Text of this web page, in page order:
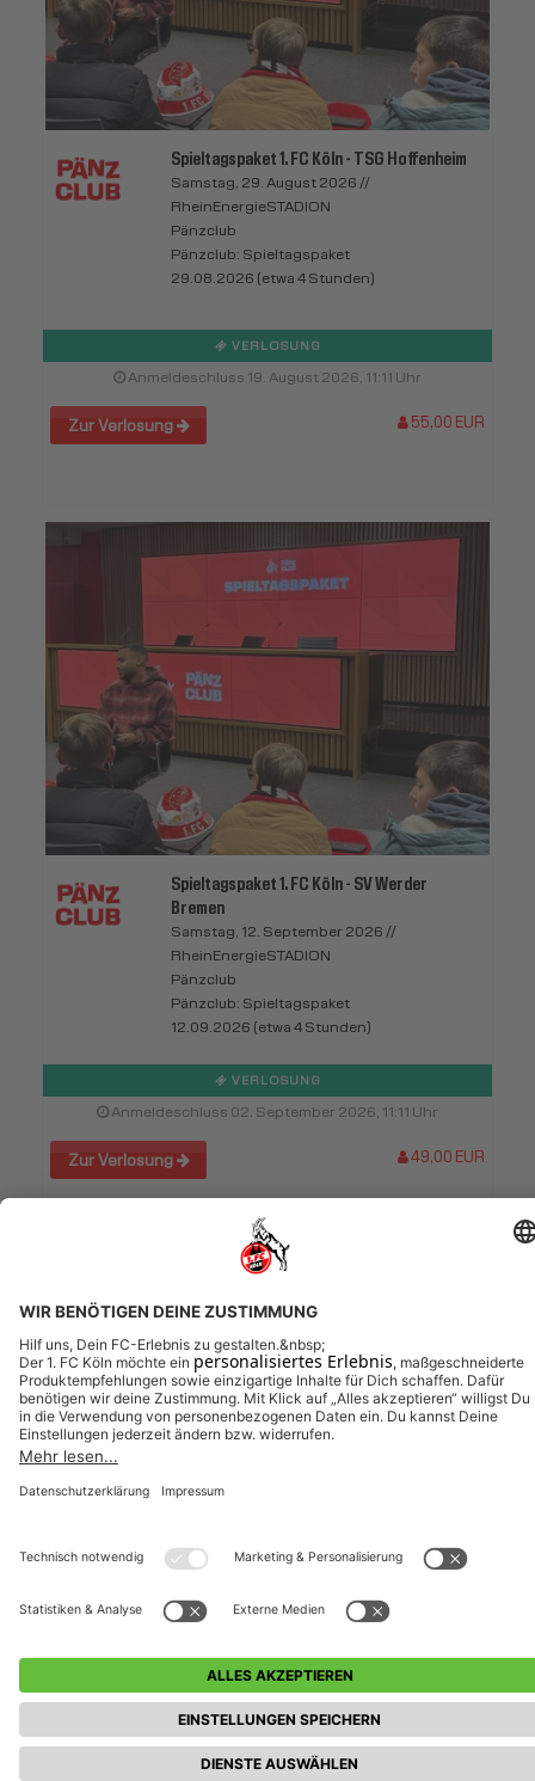
Spieltagspaket 1. FC Köln - TSG Hoffenheim
Samstag, 29. August 2026 //
RheinEnergieSTADION
Pänzclub
Pänzclub: Spieltagspaket
29.08.2026 (etwa 4 Stunden)
VERLOSUNG
Anmeldeschluss 19. August 2026, 11:11 Uhr
Zur Verlosung 55,00 EUR
Spieltagspaket 1. FC Köln - SV Werder
Bremen
Samstag, 12. September 2026 //
RheinEnergieSTADION
Pänzclub
Pänzclub: Spieltagspaket
12.09.2026 (etwa 4 Stunden)
VERLOSUNG
Anmeldeschluss 02. September 2026, 11:11 Uhr
Zur Verlosung 49,00 EUR
Spieltagspaket)